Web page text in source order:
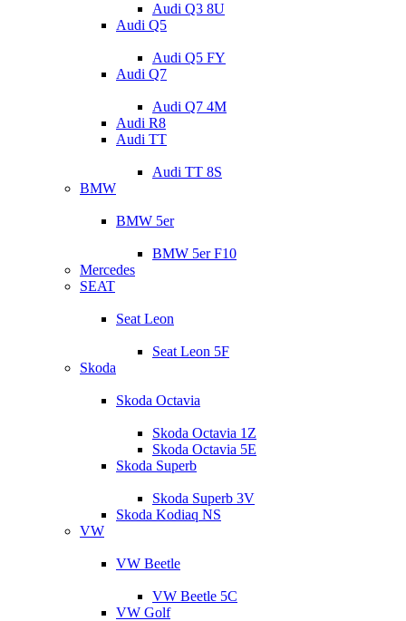
Audi Q3 8U
Audi Q5
Audi Q5 FY
Audi Q7
Audi Q7 4M
Audi R8
Audi TT
Audi TT 8S
BMW
BMW 5er
BMW 5er F10
Mercedes
SEAT
Seat Leon
Seat Leon 5F
Skoda
Skoda Octavia
Skoda Octavia 1Z
Skoda Octavia 5E
Skoda Superb
Skoda Superb 3V
Skoda Kodiaq NS
VW
VW Beetle
VW Beetle 5C
VW Golf